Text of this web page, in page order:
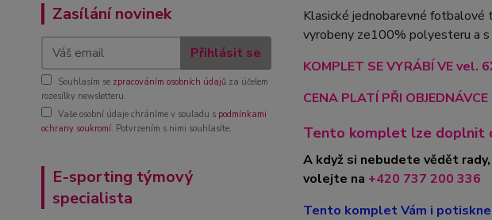
Zasílání novinek
Přihlásit se
Souhlasím se zpracováním osobních údajů za účelem
rozesílky newsletteru.
Vaše osobní údaje chráníme v souladu s podmínkami
ochrany soukromí. Potvrzením s nimi souhlasíte.
E-sporting týmový
specialista
Klasické jednobarevné fotbalové
vyrobeny ze100% polyesteru a
KOMPLET SE VYRÁBÍ VE vel.
CENA PLATÍ PŘI
Tento komplet lze doplnit
A když si nebudete vědět
volejte na +420 737 200 336
Tento komplet Vám i